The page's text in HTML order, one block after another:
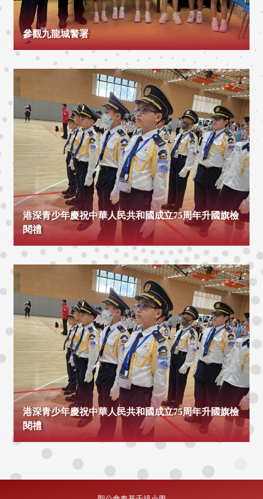
參觀九龍城警署
港深青少年慶祝中華人民共和國成立75周年升國旗檢
閱禮
港深青少年慶祝中華人民共和國成立75周年升國旗檢
閱禮